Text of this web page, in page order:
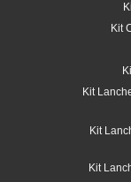
Kit
Kit
Kit
Kit